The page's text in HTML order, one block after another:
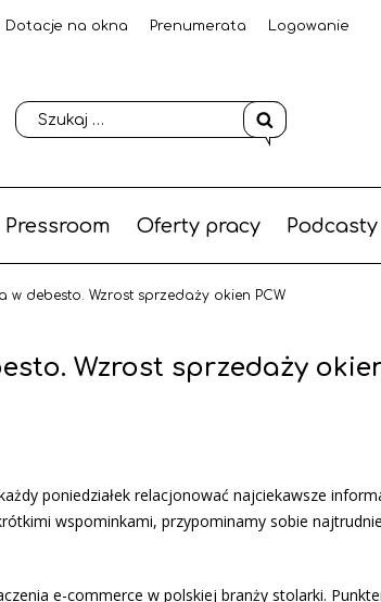
Dotacje na okna Prenumerata Logowanie
Pressroom Oferty pracy Podcasty
w debesto. Wzrost sprzedaży okien PCW
Wzrost sprzedaży
poniedziałek relacjonować najciekawsze
wspominkami, przypominamy sobie
e-commerce w polskiej branży stolarki.